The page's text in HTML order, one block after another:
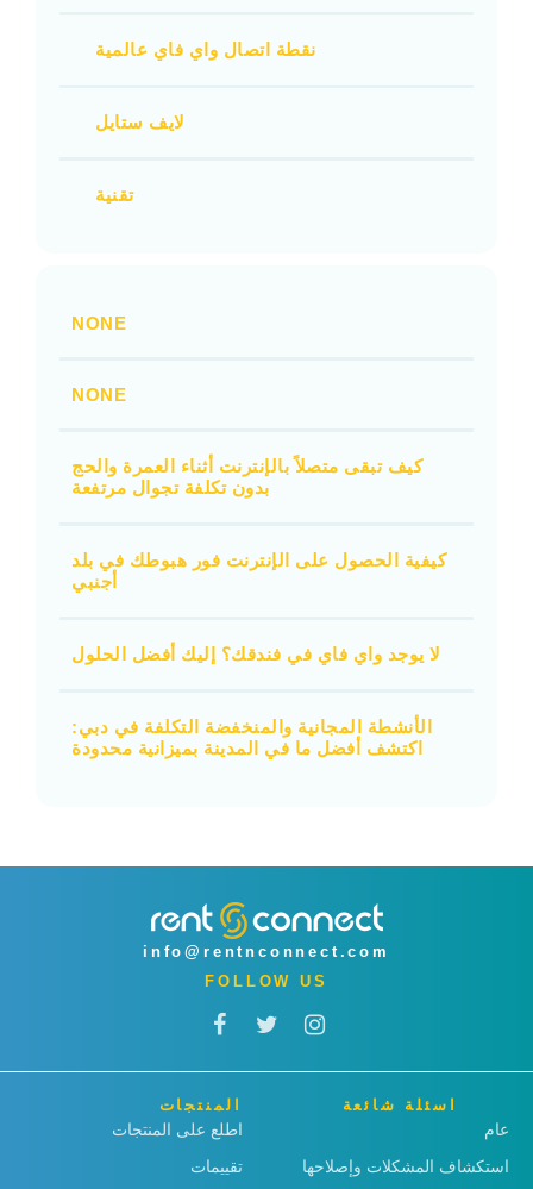
نقطة اتصال واي فاي عالمية
لايف ستايل
تقنية
NONE
NONE
كيف تبقى متصلاً بالإنترنت أثناء العمرة والحج
بدون تكلفة تجوال مرتفعة
كيفية الحصول على الإنترنت فور هبوطك في بلد
أجنبي
لا يوجد واي فاي في فندقك؟ إليك أفضل الحلول
الأنشطة المجانية والمنخفضة التكلفة في دبي:
اكتشف أفضل ما في المدينة بميزانية محدودة
info@rentnconnect.com
FOLLOW US
المنتجات
اطلع على المنتجات
تقييمات
اسئلة شائعة
عام
استكشاف المشكلات وإصلاحها